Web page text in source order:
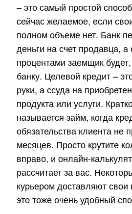
– это самый простой
сейчас желаемое, если
полном объеме нет. Банк
деньги на счет продавца, а
процентами заемщик
банку. Целевой кредит –
руки, а ссуда на
продукта или услуги.
называется займ, когда
обязательства клиента не
месяцев. Просто крутите
вправо, и онлайн-
рассчитает за вас.
курьером доставляют
это тоже очень удобный